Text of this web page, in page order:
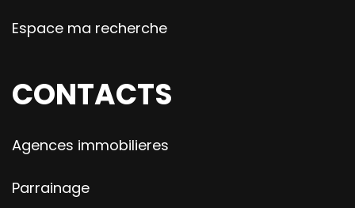
Espace ma recherche
CONTACTS
Agences immobilieres
Parrainage